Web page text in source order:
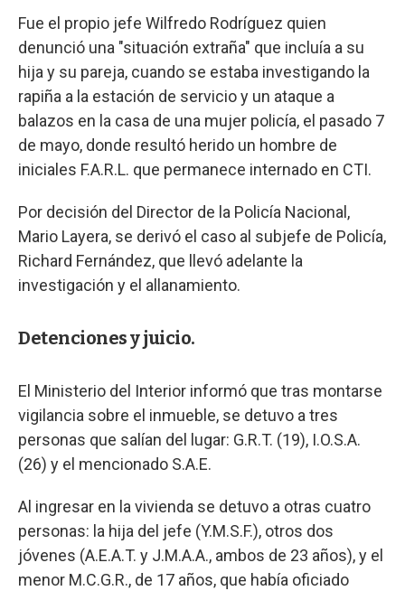
Fue el propio jefe Wilfredo Rodríguez quien
denunció una "situación extraña" que incluía a su
hija y su pareja, cuando se estaba investigando la
rapiña a la estación de servicio y un ataque a
balazos en la casa de una mujer policía, el pasado 7
de mayo, donde resultó herido un hombre de
iniciales F.A.R.L. que permanece internado en CTI.
Por decisión del Director de la Policía Nacional,
Mario Layera, se derivó el caso al subjefe de Policía,
Richard Fernández, que llevó adelante la
investigación y el allanamiento.
Detenciones y juicio.
El Ministerio del Interior informó que tras montarse
vigilancia sobre el inmueble, se detuvo a tres
personas que salían del lugar: G.R.T. (19), I.O.S.A.
(26) y el mencionado S.A.E.
Al ingresar en la vivienda se detuvo a otras cuatro
personas: la hija del jefe (Y.M.S.F.), otros dos
jóvenes (A.E.A.T. y J.M.A.A., ambos de 23 años), y el
menor M.C.G.R., de 17 años, que había oficiado